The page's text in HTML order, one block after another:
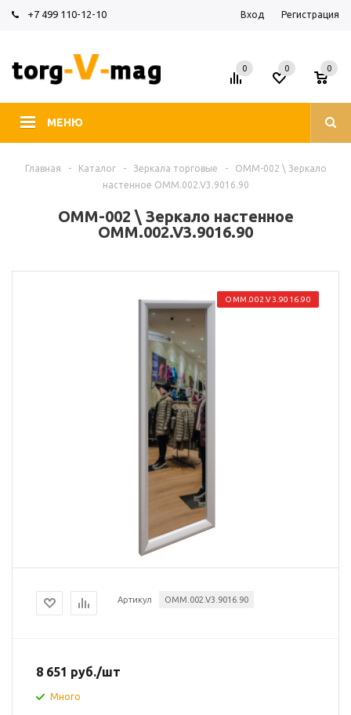
+7 499 110-12-10 Вход Регистрация
МЕНЮ
0 0
0
Главная - Каталог - Зеркала торговые -
ОММ-002 \ Зеркало
настенное OMM.002.V3.9016.90
ОММ-002 \ Зеркало настенное
OMM.002.V3.9016.90
OMM.002.V3.9016.90
Артикул OMM.002.V3.9016.90
8 651 руб./шт
Много